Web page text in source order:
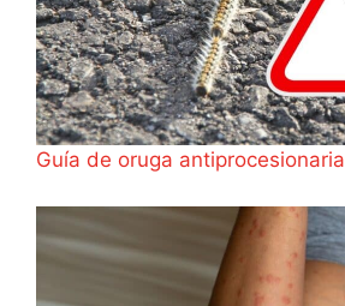
Guía de oruga antiprocesionaria